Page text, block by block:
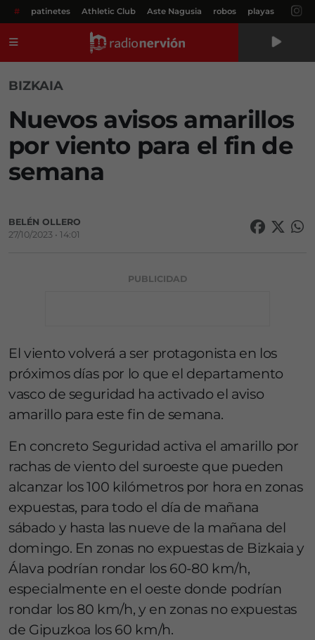
# patinetes Athletic Club Aste Nagusia robos playas
BIZKAIA
Nuevos avisos amarillos
por viento para el fin de
semana
BELÉN OLLERO
27/10/2023 • 14:01
PUBLICIDAD
El viento volverá a ser protagonista en los
próximos días por lo que el departamento
vasco de seguridad ha activado el aviso
amarillo para este fin de semana.
En concreto Seguridad activa el amarillo por
rachas de viento del suroeste que pueden
alcanzar los 100 kilómetros por hora en zonas
expuestas, para todo el día de mañana
sábado y hasta las nueve de la mañana del
domingo. En zonas no expuestas de Bizkaia y
Álava podrían rondar los 60-80 km/h,
especialmente en el oeste donde podrían
rondar los 80 km/h, y en zonas no expuestas
de Gipuzkoa los 60 km/h.